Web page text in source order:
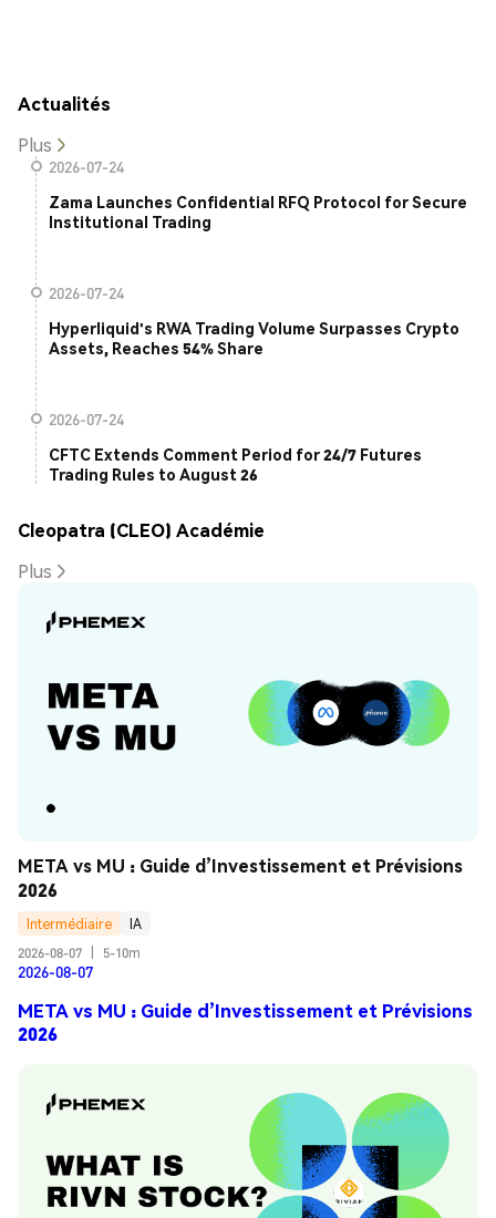
Actualités
Plus
2026-07-24
Zama Launches Confidential RFQ Protocol for Secure
Institutional Trading
2026-07-24
Hyperliquid's RWA Trading Volume Surpasses Crypto
Assets, Reaches 54% Share
2026-07-24
CFTC Extends Comment Period for 24/7 Futures
Trading Rules to August 26
Cleopatra (CLEO) Académie
Plus
META vs MU : Guide d’Investissement et Prévisions
2026
Intermédiaire
IA
2026-08-07
5-10m
2026-08-07
META vs MU : Guide d’Investissement et Prévisions
2026